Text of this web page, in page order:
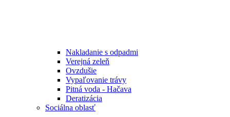
Nakladanie s odpadmi
Verejná zeleň
Ovzdušie
Vypaľovanie trávy
Pitná voda - Hačava
Deratizácia
Sociálna oblasť